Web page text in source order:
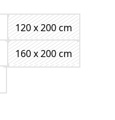
120 x 200 cm
160 x 200 cm